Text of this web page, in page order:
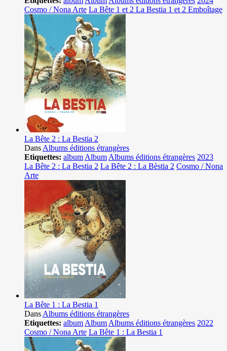
Cosmo / Nona Arte La Bête 1 et 2 La Bestia 1 et 2 Emboîtage
La Bête 2 : La Bestia 2
Dans Albums éditions étrangères
Etiquettes: album Album Albums éditions étrangères 2023
La Bête 2 : La Bestia 2 La Bête 2 : La Bèstia 2 Cosmo / Nona
Arte
La Bête 1 : La Bestia 1
Dans Albums éditions étrangères
Etiquettes: album Album Albums éditions étrangères 2022
Cosmo / Nona Arte La Bête 1 : La Bestia 1